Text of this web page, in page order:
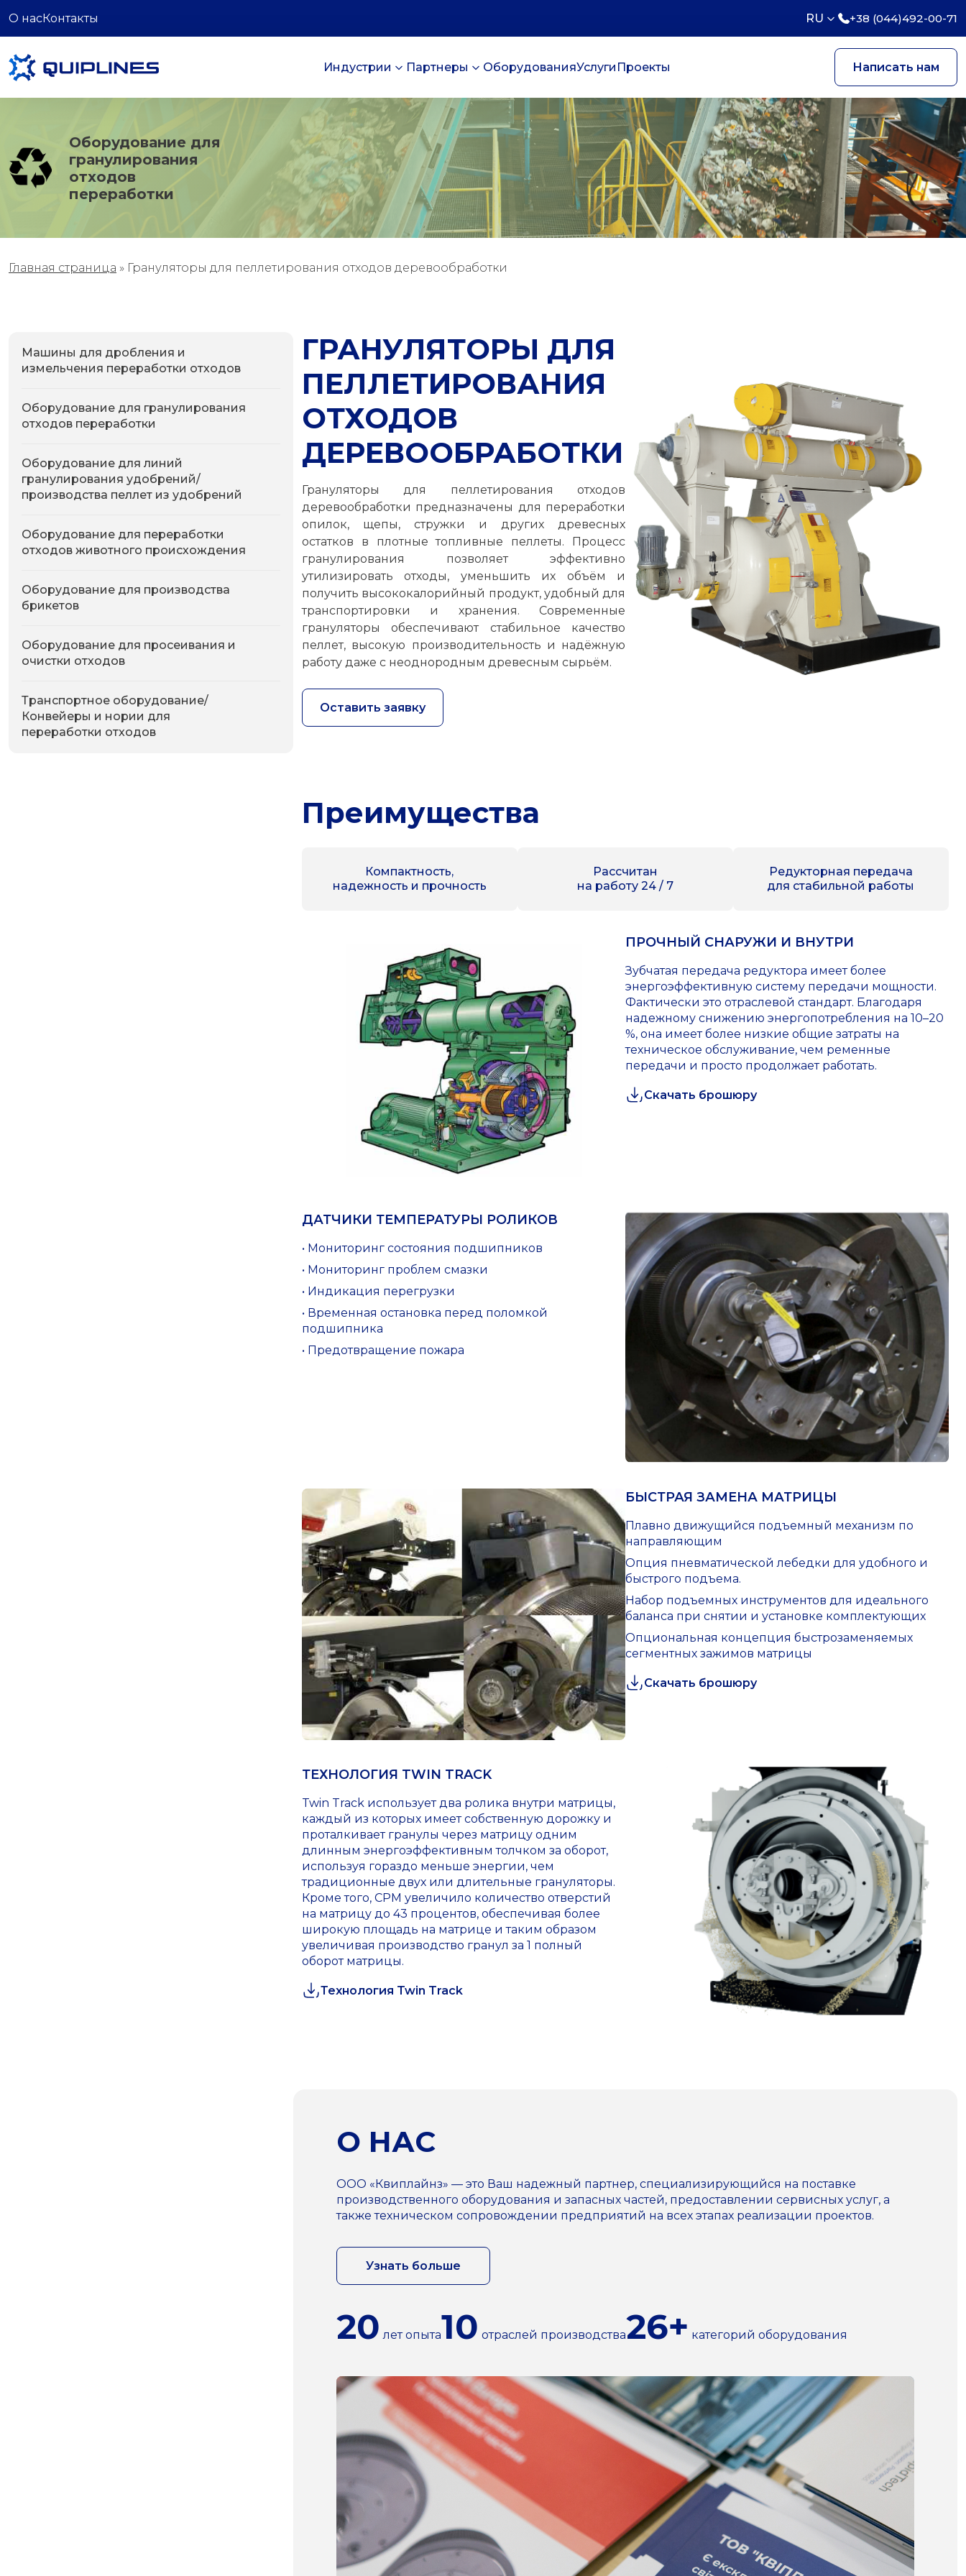
О насКонтакты RU +38 (044)492-00-71
Индустрии Партнеры ОборудованияУслуги Проекты Написать нам
Оборудование для
гранулирования
отходов
переработки
Главная страница » Грануляторы для пеллетирования отходов деревообработки
Машины для дробления и
измельчения переработки отходов
Оборудование для гранулирования
отходов переработки
Оборудование для линий
гранулирования удобрений/
производства пеллет из удобрений
Оборудование для переработки
отходов животного происхождения
Оборудование для производства
брикетов
Оборудование для просеивания и
очистки отходов
Транспортное оборудование/
Конвейеры и нории для
переработки отходов
ГРАНУЛЯТОРЫ ДЛЯ
ПЕЛЛЕТИРОВАНИЯ
ОТХОДОВ
ДЕРЕВООБРАБОТКИ
Грануляторы для пеллетирования отходов
деревообработки предназначены для переработки
опилок, щепы, стружки и других древесных
остатков в плотные топливные пеллеты. Процесс
гранулирования позволяет эффективно
утилизировать отходы, уменьшить их объём и
получить высококалорийный продукт, удобный для
транспортировки и хранения. Современные
грануляторы обеспечивают стабильное качество
пеллет, высокую производительность и надёжную
работу даже с неоднородным древесным сырьём.
Оставить заявку
Преимущества
Компактность,
надежность и прочность
Рассчитан
на работу 24 / 7
Редукторная передача
для стабильной работы
ПРОЧНЫЙ СНАРУЖИ И ВНУТРИ
Зубчатая передача редуктора имеет более
энергоэффективную систему передачи мощности.
Фактически это отраслевой стандарт. Благодаря
надежному снижению энергопотребления на 10–20
%, она имеет более низкие общие затраты на
техническое обслуживание, чем ременные
передачи и просто продолжает работать.
Скачать брошюру
ДАТЧИКИ ТЕМПЕРАТУРЫ РОЛИКОВ
• Мониторинг состояния подшипников
• Мониторинг проблем смазки
• Индикация перегрузки
• Временная остановка перед поломкой
подшипника
• Предотвращение пожара
БЫСТРАЯ ЗАМЕНА МАТРИЦЫ
Плавно движущийся подъемный механизм по
направляющим
Опция пневматической лебедки для удобного и
быстрого подъема.
Набор подъемных инструментов для идеального
баланса при снятии и установке комплектующих
Опциональная концепция быстрозаменяемых
сегментных зажимов матрицы
Скачать брошюру
ТЕХНОЛОГИЯ TWIN TRACK
Twin Track использует два ролика внутри матрицы,
каждый из которых имеет собственную дорожку и
проталкивает гранулы через матрицу одним
длинным энергоэффективным толчком за оборот,
используя гораздо меньше энергии, чем
традиционные двух или длительные грануляторы.
Кроме того, CPM увеличило количество отверстий
на матрицу до 43 процентов, обеспечивая более
широкую площадь на матрице и таким образом
увеличивая производство гранул за 1 полный
оборот матрицы.
Технология Twin Track
О НАС
ООО «Квиплайнз» — это Ваш надежный партнер, специализирующийся на поставке
производственного оборудования и запасных частей, предоставлении сервисных услуг, а
также техническом сопровождении предприятий на всех этапах реализации проектов.
Узнать больше
20 лет опыта10 отраслей производства26+ категорий оборудования